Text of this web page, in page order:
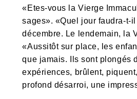
«Etes-vous la Vierge
sages». «Quel jour faudra-t-
décembre. Le lendemain, la
«Aussitôt sur place, les
que jamais. Ils sont plongés
expériences, brûlent,
profond désarroi, une